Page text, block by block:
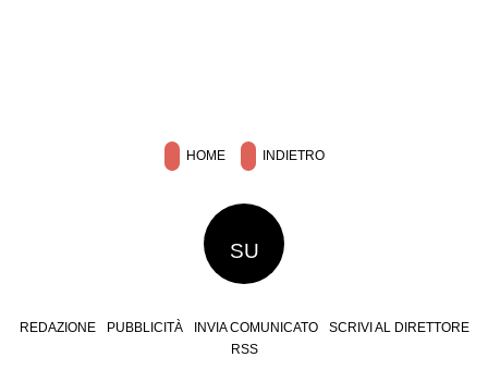
HOME INDIETRO
SU
REDAZIONE PUBBLICITÀ INVIA COMUNICATO
SCRIVI AL DIRETTORE
RSS